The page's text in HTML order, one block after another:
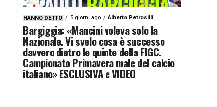
HANNO DETTO 5 giorni ago Alberto Petrosilli
Bargiggia: «Mancini voleva solo la
Nazionale. Vi svelo cosa è successo
davvero dietro le quinte della FIGC.
Campionato Primavera male del calcio
italiano» ESCLUSIVA e VIDEO